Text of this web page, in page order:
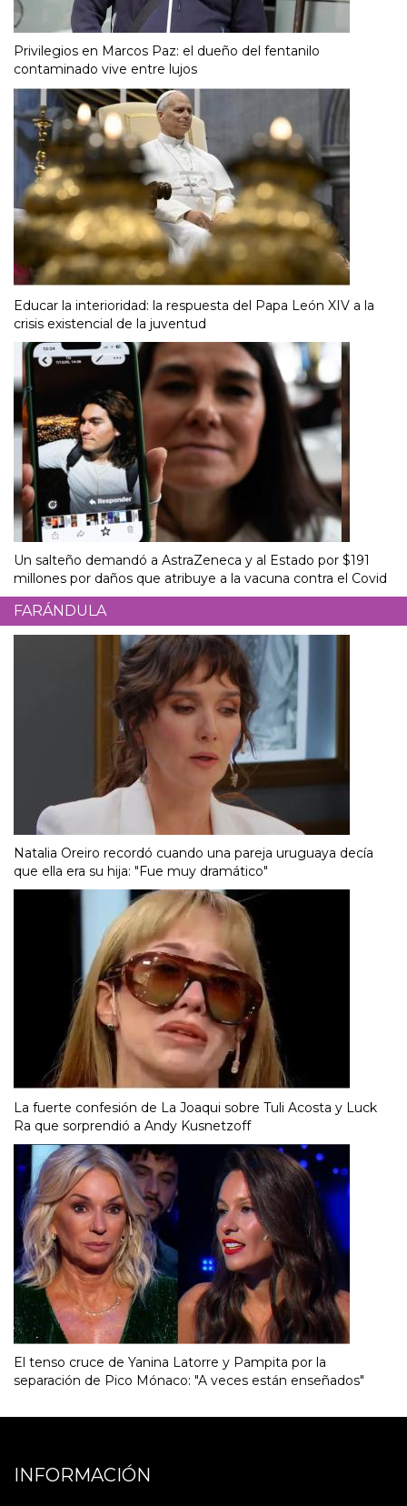
Privilegios en Marcos Paz: el dueño del fentanilo
contaminado vive entre lujos
Educar la interioridad: la respuesta del Papa León XIV a la
crisis existencial de la juventud
Un salteño demandó a AstraZeneca y al Estado por $191
millones por daños que atribuye a la vacuna contra el Covid
FARÁNDULA
Natalia Oreiro recordó cuando una pareja uruguaya decía
que ella era su hija: "Fue muy dramático"
La fuerte confesión de La Joaqui sobre Tuli Acosta y Luck
Ra que sorprendió a Andy Kusnetzoff
El tenso cruce de Yanina Latorre y Pampita por la
separación de Pico Mónaco: "A veces están enseñados"
INFORMACIÓN